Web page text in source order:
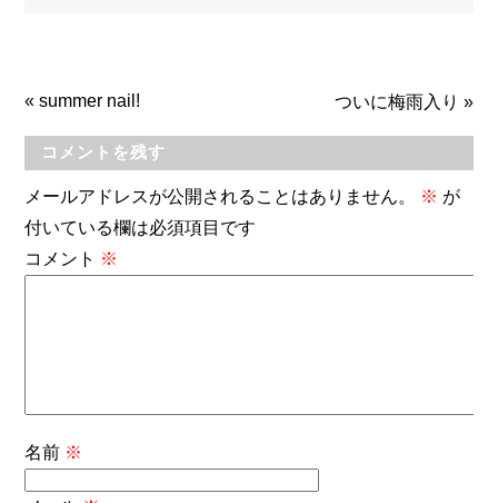
«summer nail! ついに梅雨入り »
コメントを残す
メールアドレスが公開されることはありません。 ※ が
付いている欄は必須項目です
コメント ※
名前 ※